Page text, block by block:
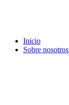
Inicio
Sobre nosotros